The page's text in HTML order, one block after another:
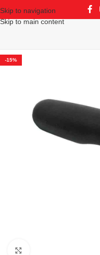
Skip to navigation
Skip to main content
-15%